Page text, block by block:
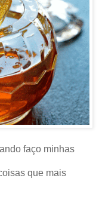
faço minhas
que mais